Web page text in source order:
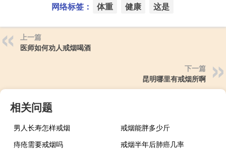
网络标签： 体重 健康 这是
上一篇
医师如何劝人戒烟喝酒
下一篇
昆明哪里有戒烟所啊
相关问题
男人长寿怎样戒烟
戒烟能胖多少斤
痔疮需要戒烟吗
戒烟半年后肺癌几率